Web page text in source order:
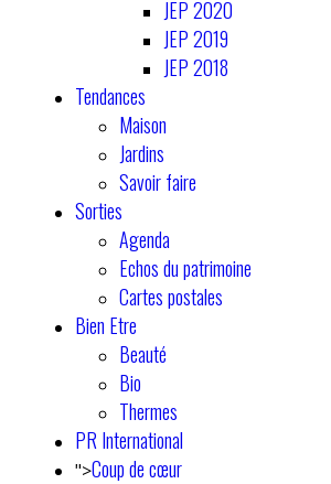
JEP 2020
JEP 2019
JEP 2018
Tendances
Maison
Jardins
Savoir faire
Sorties
Agenda
Echos du patrimoine
Cartes postales
Bien Etre
Beauté
Bio
Thermes
PR International
">Coup de cœur